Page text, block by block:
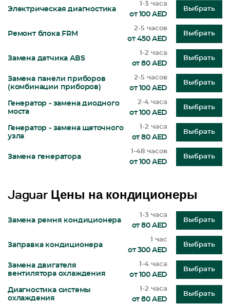
Электрическая диагностика
1-3 часа
от 100 AED
Выбрать
Ремонт блока FRM
2-5 часов
от 450 AED
Выбрать
Замена датчика ABS
1-2 часа
от 80 AED
Выбрать
Замена панели приборов
(комбинации приборов)
2-5 часов
от 100 AED
Выбрать
Генератор - замена диодного
моста
2-4 часа
от 100 AED
Выбрать
Генератор - замена щеточного
узла
1-2 часа
от 80 AED
Выбрать
Замена генератора
1-48 часов
от 100 AED
Выбрать
Jaguar Цены на кондиционеры
Замена ремня кондиционера
1-3 часа
от 80 AED
Выбрать
Заправка кондиционера
1 час
от 300 AED
Выбрать
Замена двигателя
вентилятора охлаждения
1-4 часа
от 100 AED
Выбрать
Диагностика системы
охлаждения
1-2 часа
от 80 AED
Выбрать